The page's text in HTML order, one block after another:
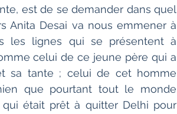
est de se demander dans quel
Anita Desai va nous emmener à
les lignes qui se présentent à
celui de ce jeune père qui a
sa tante ; celui de cet homme
que pourtant tout le monde
était prêt à quitter Delhi pour